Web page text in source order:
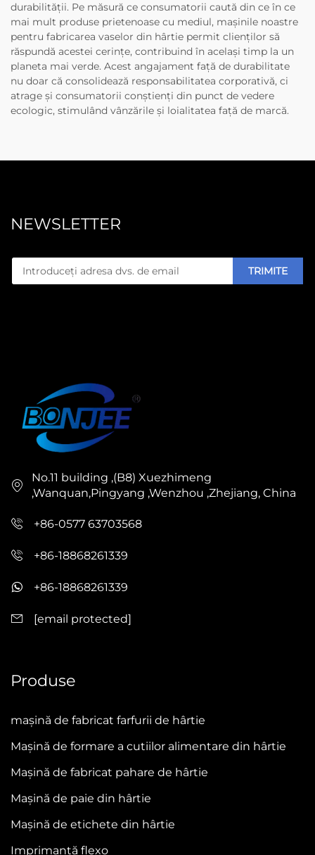
durabilității. Pe măsură ce consumatorii caută din ce în ce
mai mult produse prietenoase cu mediul, mașinile noastre
pentru fabricarea vaselor din hârtie permit clienților să
răspundă acestei cerințe, contribuind în același timp la un
planeta mai verde. Acest angajament față de durabilitate
nu doar că consolidează responsabilitatea corporativă, ci
atrage și consumatorii conștienți din punct de vedere
ecologic, stimulând vânzările și loialitatea față de marcă.
NEWSLETTER
TRIMITE
No.11 building ,(B8) Xuezhimeng
,Wanquan,Pingyang ,Wenzhou ,Zhejiang, China
+86-0577 63703568
+86-18868261339
+86-18868261339
[email protected]
Produse
mașină de fabricat farfurii de hârtie
Mașină de formare a cutiilor alimentare din hârtie
Mașină de fabricat pahare de hârtie
Mașină de paie din hârtie
Mașină de etichete din hârtie
Imprimantă flexo